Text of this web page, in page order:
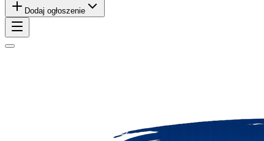
Dodaj ogłoszenie